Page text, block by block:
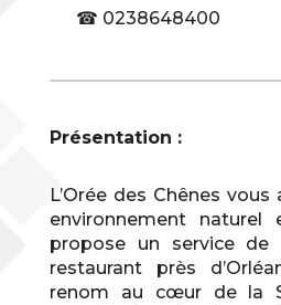
☎ 0238648400
Présentation :
L’Orée des Chênes
environnement naturel
propose un service de
restaurant près
renom au cœur de la